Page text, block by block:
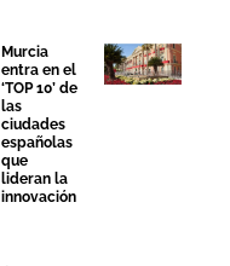
Murcia
entra en el
‘TOP 10’ de
las
ciudades
españolas
que
lideran la
innovación